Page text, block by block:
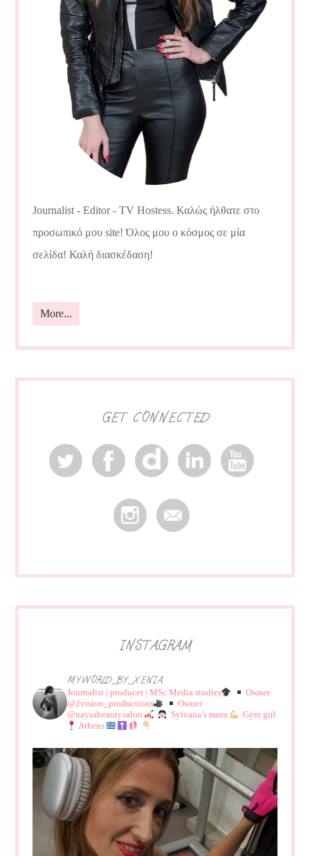
Journalist - Editor - TV Hostess. Καλώς ήλθατε στο
προσωπικό μου site! Όλος μου ο κόσμος σε μία
σελίδα! Καλή διασκέδαση!
More...
GET CONNECTED
INSTAGRAM
MYWORLD_BY_XENIA
Journalist | producer | MSc Media studies
Owner
@2vision_productions
Owner
@naysabeautysalon
Sylvana’s mum
Gym girl
Athens